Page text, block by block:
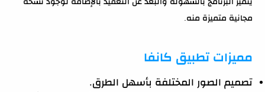
مجانية متميزة منه.
مميزات تطبيق كانفا
تصميم الصور المختلفة بأسهل الطرق.